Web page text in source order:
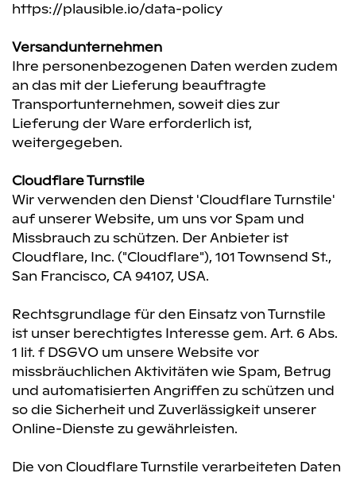
https://plausible.io/data-policy
Versandunternehmen
Ihre personenbezogenen Daten werden zudem
an das mit der Lieferung beauftragte
Transportunternehmen, soweit dies zur
Lieferung der Ware erforderlich ist,
weitergegeben.
Cloudflare Turnstile
Wir verwenden den Dienst 'Cloudflare Turnstile'
auf unserer Website, um uns vor Spam und
Missbrauch zu schützen. Der Anbieter ist
Cloudflare, Inc. ("Cloudflare"), 101 Townsend St.,
San Francisco, CA 94107, USA.
Rechtsgrundlage für den Einsatz von Turnstile
ist unser berechtigtes Interesse gem. Art. 6 Abs.
1 lit. f DSGVO um unsere Website vor
missbräuchlichen Aktivitäten wie Spam, Betrug
und automatisierten Angriffen zu schützen und
so die Sicherheit und Zuverlässigkeit unserer
Online-Dienste zu gewährleisten.
Die von Cloudflare Turnstile verarbeiteten Daten